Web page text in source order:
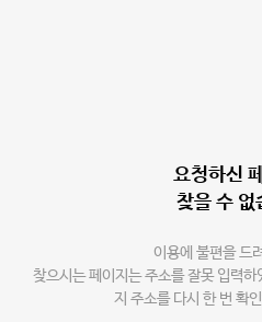
요청하신
찾을 수 없
이용에 불편을 드
찾으시는 페이지는 주소를 잘못 입력하
지 주소를 다시 한 번 확